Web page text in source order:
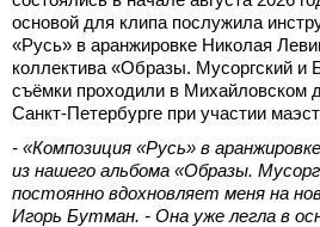
основой для клипа послужила
«Русь» в аранжировке Николая
коллектива «Образы. Мусоргский и
съёмки проходили в Михайловском
Санкт-Петербурге при участии
- «Композиция «Русь» в
из нашего альбома «Образы.
постоянно вдохновляет меня на
Игорь Бутман. - Она уже легла в